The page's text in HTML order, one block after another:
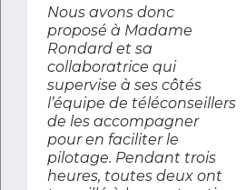
Nous avons donc
proposé à Madame
Rondard et sa
collaboratrice qui
supervise à ses côtés
l’équipe de téléconseillers
de les accompagner
pour en faciliter le
pilotage. Pendant trois
heures, toutes deux ont